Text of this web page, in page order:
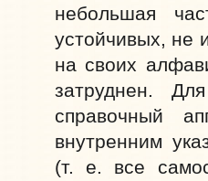
небольшая
устойчивых, не
на своих
затруднен.
справочный
внутренним
(т. е. все